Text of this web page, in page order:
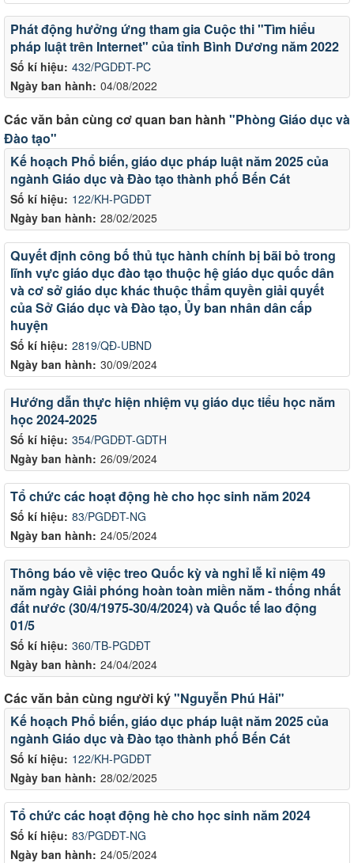
Số kí hiệu: 432/PGDĐT-PC
Ngày ban hành: 04/08/2022
Phát động hưởng ứng tham gia Cuộc thi "Tìm hiểu
pháp luật trên Internet" của tỉnh Bình Dương năm 2022
Các văn bản cùng cơ quan ban hành "Phòng Giáo dục và
Đào tạo"
Số kí hiệu: 122/KH-PGDĐT
Ngày ban hành: 28/02/2025
Kế hoạch Phổ biến, giáo dục pháp luật năm 2025 của
ngành Giáo dục và Đào tạo thành phố Bến Cát
Số kí hiệu: 2819/QĐ-UBND
Ngày ban hành: 30/09/2024
Quyết định công bố thủ tục hành chính bị bãi bỏ trong
lĩnh vực giáo dục đào tạo thuộc hệ giáo dục quốc dân
và cơ sở giáo dục khác thuộc thẩm quyền giải quyết
của Sở Giáo dục và Đào tạo, Ủy ban nhân dân cấp
huyện
Số kí hiệu: 354/PGDĐT-GDTH
Ngày ban hành: 26/09/2024
Hướng dẫn thực hiện nhiệm vụ giáo dục tiểu học năm
học 2024-2025
Số kí hiệu: 83/PGDĐT-NG
Ngày ban hành: 24/05/2024
Tổ chức các hoạt động hè cho học sinh năm 2024
Số kí hiệu: 360/TB-PGDĐT
Ngày ban hành: 24/04/2024
Thông báo về việc treo Quốc kỳ và nghỉ lễ kỉ niệm 49
năm ngày Giải phóng hoàn toàn miền năm - thống nhất
đất nước (30/4/1975-30/4/2024) và Quốc tế lao động
01/5
Các văn bản cùng người ký"Nguyễn Phú Hải"
Số kí hiệu: 122/KH-PGDĐT
Ngày ban hành: 28/02/2025
Kế hoạch Phổ biến, giáo dục pháp luật năm 2025 của
ngành Giáo dục và Đào tạo thành phố Bến Cát
Số kí hiệu: 83/PGDĐT-NG
Ngày ban hành: 24/05/2024
Tổ chức các hoạt động hè cho học sinh năm 2024